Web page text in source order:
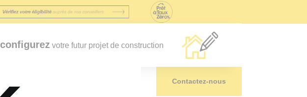
Contactez-nous
configurezvotre futur projet de construction